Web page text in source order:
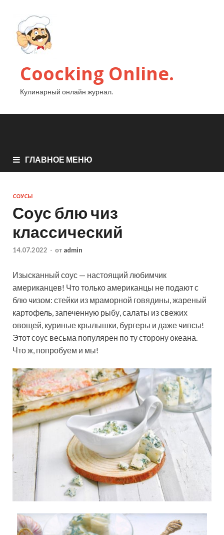
Coocking Online.
Кулинарный онлайн журнал.
ГЛАВНОЕ МЕНЮ
СОУСЫ
Соус блю чиз
классический
14.07.2022 - от admin
Изысканный соус — настоящий любимчик
американцев! Что только американцы не подают с
блю чизом: стейки из мраморной говядины, жареный
картофель, запеченную рыбу, салаты из свежих
овощей, куриные крылышки, бургеры и даже чипсы!
Этот соус весьма популярен по ту сторону океана.
Что ж, попробуем и мы!